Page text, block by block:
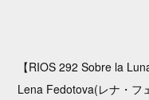
【RIOS 292 Sobre la
Lena Fedotova(レナ・フ